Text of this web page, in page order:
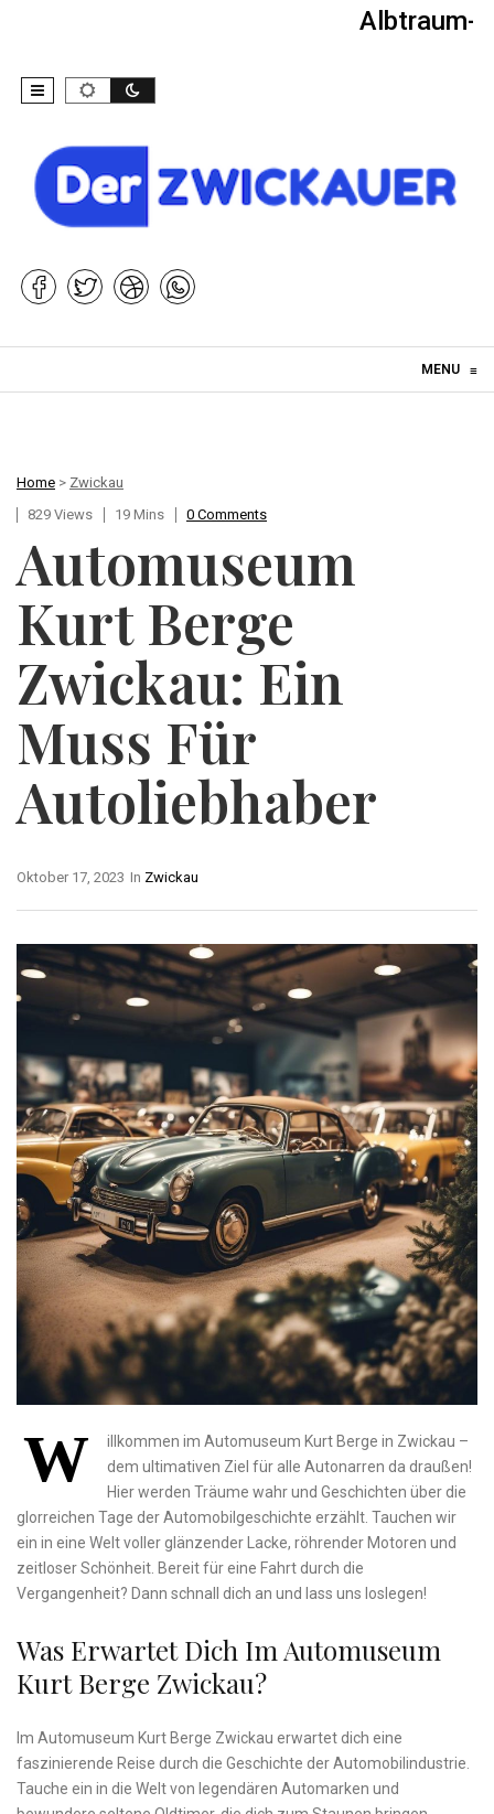
Albtraum-
MENU ≡
Home > Zwickau
829 Views
19 Mins 0 Comments
Automuseum
Kurt Berge
Zwickau: Ein
Muss Für
Autoliebhaber
In Zwickau
Oktober 17, 2023
W
illkommen im Automuseum Kurt Berge⁣ in Zwickau –
dem ultimativen Ziel ‍für ​alle Autonarren da draußen!
Hier⁣ werden Träume wahr und Geschichten​ über ‍die
glorreichen ⁣Tage der Automobilgeschichte ‌erzählt. Tauchen ⁢wir
ein in eine Welt voller ⁤glänzender Lacke, röhrender Motoren und
zeitloser Schönheit. Bereit für eine⁤ Fahrt durch die
Vergangenheit? Dann‍ schnall dich an und ⁣lass uns loslegen!
Was ⁤erwartet ⁤dich Im⁣ Automuseum
Kurt​ Berge Zwickau?
Im Automuseum ⁤Kurt ⁣Berge Zwickau ‍erwartet dich eine
faszinierende ⁣Reise durch die‌ Geschichte der Automobilindustrie.
Tauche ein in die Welt von legendären​ Automarken ​und